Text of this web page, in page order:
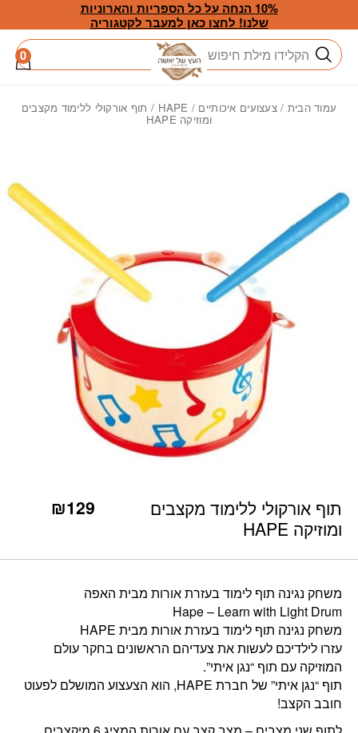
Skip to Content
10% הנחה על כל הספריות והארוניות
שלנו! לחצו כאן למעבר לקטגוריה
חיפוש 0
עמוד הבית /צעצועים איכותיים /
HAPE / תוף אורקולי ללימוד מקצבים
ומוזיקה HAPE
תוף אורקולי ללימוד מקצבים
ומוזיקה HAPE
₪129
משחק נגינה תוף לימוד בעזרת אורות מבית האפה
Hape – Learn with Light Drum
משחק נגינה תוף לימוד בעזרת אורות מבית HAPE
עזרו לילדיכם לעשות את צעדיהם הראשונים בחקר עולם
המוזיקה עם תוף “נגן איתי”.
תוף “נגן איתי” של חברת HAPE, הוא הצעצוע המושלם לפעוט
חובב הקצב!